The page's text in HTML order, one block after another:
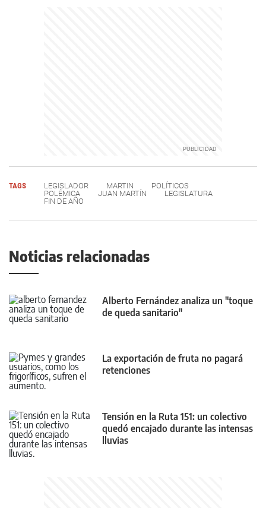
TAGS LEGISLADOR MARTIN
POLÍTICOS
POLÉMICA
JUAN MARTÍN
LEGISLATURA
FIN DE AÑO
Noticias relacionadas
Alberto Fernández analiza un "toque
de queda sanitario"
La exportación de fruta no pagará
retenciones
Tensión en la Ruta 151: un colectivo
quedó encajado durante las intensas
lluvias